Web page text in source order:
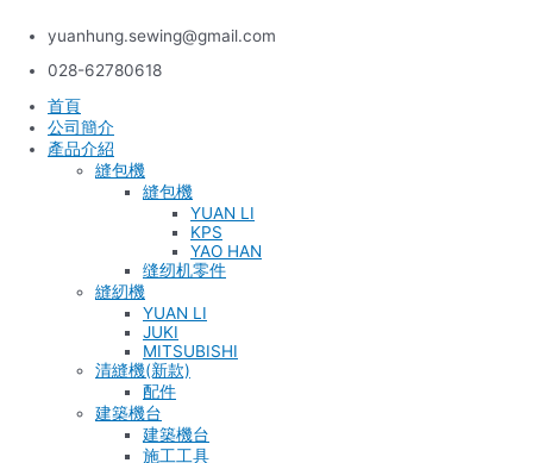
yuanhung.sewing@gmail.com
028-62780618
首頁
公司簡介
產品介紹
縫包機
縫包機
YUAN LI
KPS
YAO HAN
缝纫机零件
縫紉機
YUAN LI
JUKI
MITSUBISHI
清縫機(新款)
配件
建築機台
建築機台
施工工具